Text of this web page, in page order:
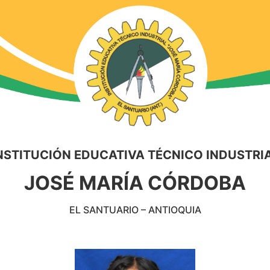
EDUCATIVA TÉCNICO
JOSÉ MARÍA CÓRDOBA
EL SANTUARIO – ANTIOQUIA